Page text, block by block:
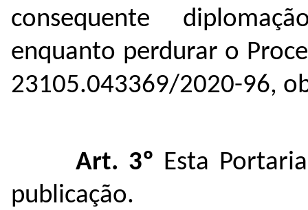
consequente
enquanto perdurar o
23105.043369/2020-96,
Art. 3º Esta
publicação.